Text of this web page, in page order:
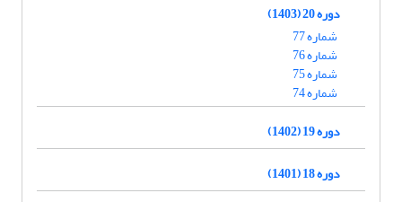
دوره 20 (1403)
شماره 77
شماره 76
شماره 75
شماره 74
دوره 19 (1402)
دوره 18 (1401)